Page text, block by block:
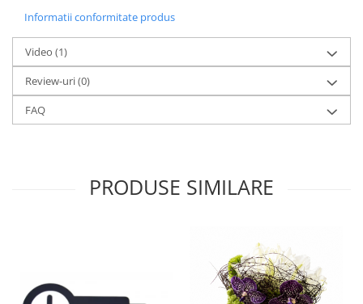
Informatii conformitate produs
Video (1)
Review-uri(0)
FAQ
PRODUSE SIMILARE